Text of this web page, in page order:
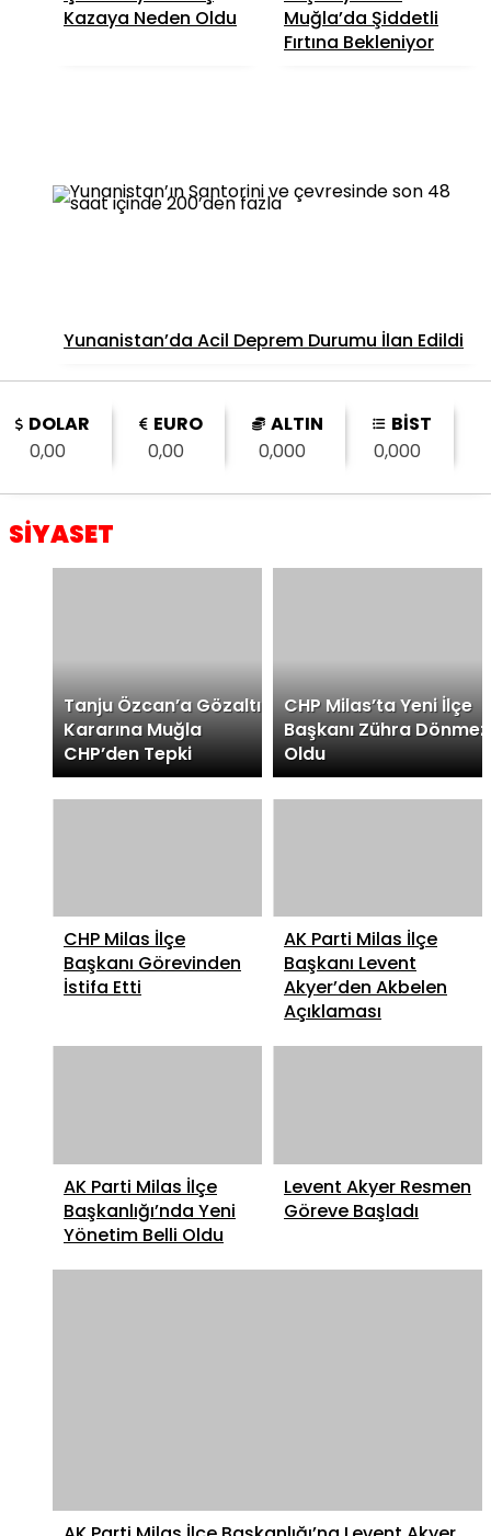
Kazaya Neden Oldu
Muğla’da Şiddetli
Fırtına Bekleniyor
Yunanistan’da Acil Deprem Durumu İlan Edildi
DOLAR
0,00
EURO
0,00
ALTIN
0,000
BİST
0,000
SİYASET
Tanju Özcan’a Gözaltı
Kararına Muğla
CHP’den Tepki
CHP Milas’ta Yeni İlçe
Başkanı Zühra Dönmez
Oldu
CHP Milas İlçe
Başkanı Görevinden
İstifa Etti
AK Parti Milas İlçe
Başkanı Levent
Akyer’den Akbelen
Açıklaması
AK Parti Milas İlçe
Başkanlığı’nda Yeni
Yönetim Belli Oldu
Levent Akyer Resmen
Göreve Başladı